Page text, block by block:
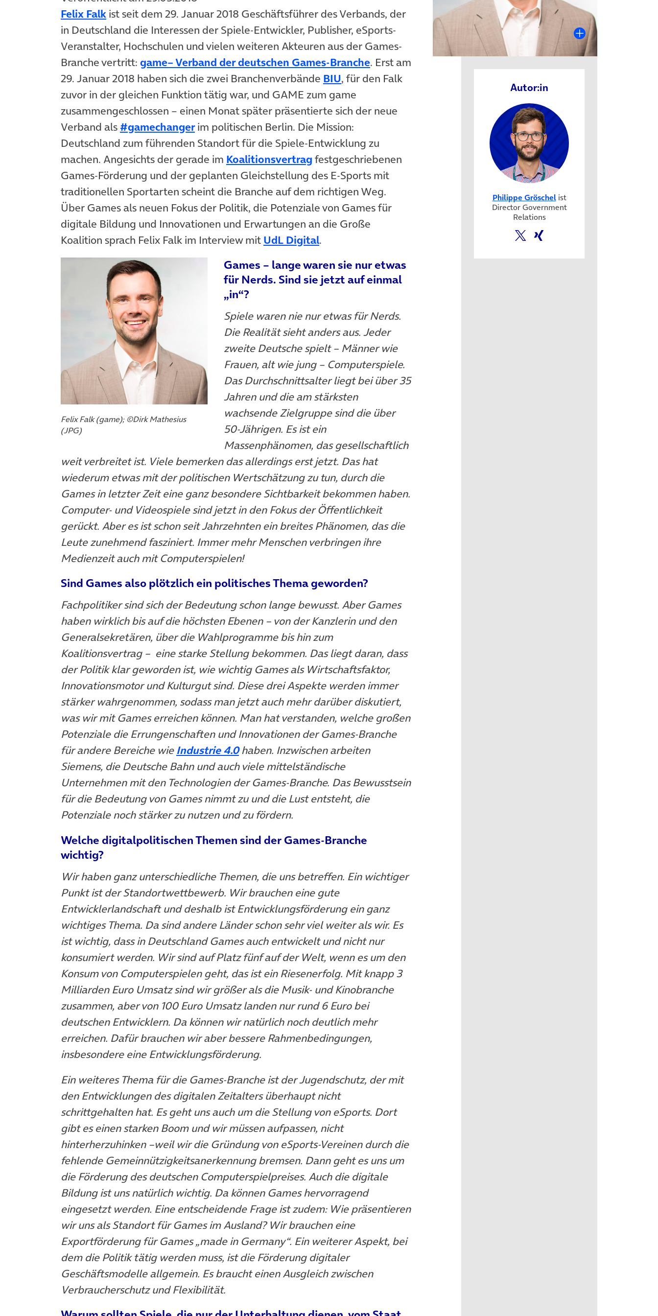
Felix Falk(öffnet in neuem Tab)
ist seit dem 29. Januar 2018 Geschäftsführer des Verbands, der
in Deutschland die Interessen der Spiele-Entwickler, Publisher, eSports-
Veranstalter, Hochschulen und vielen weiteren Akteuren aus der Games-
Branche vertritt: game– Verband der deutschen Games-Branche(öffnet in neuem Tab)
. Erst am
29. Januar 2018 haben sich die zwei Branchenverbände BIU(öffnet in neuem Tab)
, für den Falk
zuvor in der gleichen Funktion tätig war, und GAME zum game
zusammengeschlossen – einen Monat später präsentierte sich der neue
Verband als#gamechanger(öffnet in neuem Tab)
im politischen Berlin. Die Mission:
Deutschland zum führenden Standort für die Spiele-Entwicklung zu
machen. Angesichts der gerade im Koalitionsvertrag (öffnet in neuem Tab)
festgeschriebenen
Games-Förderung und der geplanten Gleichstellung des E-Sports mit
traditionellen Sportarten scheint die Branche auf dem richtigen Weg.
Über Games als neuen Fokus der Politik, die Potenziale von Games für
digitale Bildung und Innovationen und Erwartungen an die Große
Koalition sprach Felix Falk im Interview mit UdL Digital(öffnet in neuem Tab)
.
Felix Falk (game); ©Dirk Mathesius
(JPG)
Games – lange waren sie nur etwas
für Nerds. Sind sie jetzt auf einmal
„in“?
Spiele waren nie nur etwas für Nerds.
Die Realität sieht anders aus. Jeder
zweite Deutsche spielt – Männer wie
Frauen, alt wie jung – Computerspiele.
Das Durchschnittsalter liegt bei über 35
Jahren und die am stärksten
wachsende Zielgruppe sind die über
50-Jährigen. Es ist ein
Massenphänomen, das gesellschaftlich
weit verbreitet ist. Viele bemerken das allerdings erst jetzt. Das hat
wiederum etwas mit der politischen Wertschätzung zu tun, durch die
Games in letzter Zeit eine ganz besondere Sichtbarkeit bekommen haben.
Computer- und Videospiele sind jetzt in den Fokus der Öffentlichkeit
gerückt. Aber es ist schon seit Jahrzehnten ein breites Phänomen, das die
Leute zunehmend fasziniert. Immer mehr Menschen verbringen ihre
Medienzeit auch mit Computerspielen!
Sind Games also plötzlich ein politisches Thema geworden?
Fachpolitiker sind sich der Bedeutung schon lange bewusst. Aber Games
haben wirklich bis auf die höchsten Ebenen – von der Kanzlerin und den
Generalsekretären, über die Wahlprogramme bis hin zum
Koalitionsvertrag – eine starke Stellung bekommen. Das liegt daran, dass
der Politik klar geworden ist, wie wichtig Games als Wirtschaftsfaktor,
Innovationsmotor und Kulturgut sind. Diese drei Aspekte werden immer
stärker wahrgenommen, sodass man jetzt auch mehr darüber diskutiert,
was wir mit Games erreichen können. Man hat verstanden, welche großen
Potenziale die Errungenschaften und Innovationen der Games-Branche
für andere Bereiche wie Industrie 4.0(öffnet in neuem Tab)
haben. Inzwischen arbeiten
Siemens, die Deutsche Bahn und auch viele mittelständische
Unternehmen mit den Technologien der Games-Branche. Das Bewusstsein
für die Bedeutung von Games nimmt zu und die Lust entsteht, die
Potenziale noch stärker zu nutzen und zu fördern.
Welche digitalpolitischen Themen sind der Games-Branche
wichtig?
Wir haben ganz unterschiedliche Themen, die uns betreffen. Ein wichtiger
Punkt ist der Standortwettbewerb. Wir brauchen eine gute
Entwicklerlandschaft und deshalb ist Entwicklungsförderung ein ganz
wichtiges Thema. Da sind andere Länder schon sehr viel weiter als wir. Es
ist wichtig, dass in Deutschland Games auch entwickelt und nicht nur
konsumiert werden. Wir sind auf Platz fünf auf der Welt, wenn es um den
Konsum von Computerspielen geht, das ist ein Riesenerfolg. Mit knapp 3
Milliarden Euro Umsatz sind wir größer als die Musik- und Kinobranche
zusammen, aber von 100 Euro Umsatz landen nur rund 6 Euro bei
deutschen Entwicklern. Da können wir natürlich noch deutlich mehr
erreichen. Dafür brauchen wir aber bessere Rahmenbedingungen,
insbesondere eine Entwicklungsförderung.
Ein weiteres Thema für die Games-Branche ist der Jugendschutz, der mit
den Entwicklungen des digitalen Zeitalters überhaupt nicht
schrittgehalten hat. Es geht uns auch um die Stellung von eSports. Dort
gibt es einen starken Boom und wir müssen aufpassen, nicht
hinterherzuhinken –weil wir die Gründung von eSports-Vereinen durch die
fehlende Gemeinnützigkeitsanerkennung bremsen. Dann geht es uns um
die Förderung des deutschen Computerspielpreises. Auch die digitale
Bildung ist uns natürlich wichtig. Da können Games hervorragend
eingesetzt werden. Eine entscheidende Frage ist zudem: Wie präsentieren
wir uns als Standort für Games im Ausland? Wir brauchen eine
Exportförderung für Games „made in Germany“. Ein weiterer Aspekt, bei
dem die Politik tätig werden muss, ist die Förderung digitaler
Geschäftsmodelle allgemein. Es braucht einen Ausgleich zwischen
Verbraucherschutz und Flexibilität.
Autor:in
Philippe Gröschelist
Director Government
Relations